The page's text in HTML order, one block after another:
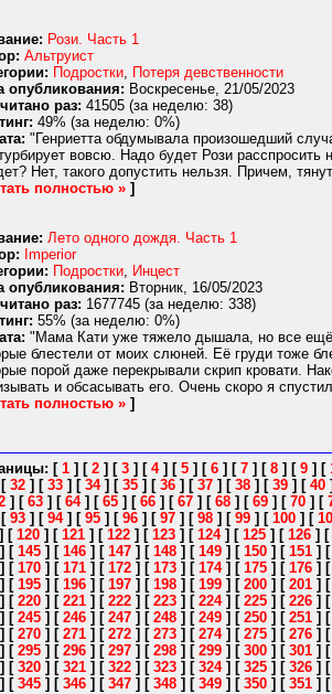
Рози. Часть 1
Альтруист
Подростки, Потеря девственности
опубликования: Воскресенье, 21/05/2023
раз: 41505 (за неделю: 38)
49% (за неделю: 0%)
"Генриетта обдумывала произошедший
вовсю. Надо будет Рози расспросить
Нет, такого допустить нельзя. Причем,
полностью » ]
Лето одного дождя. Часть 1
Imperior
Подростки, Инцест
опубликования: Вторник, 16/05/2023
раз: 1677745 (за неделю: 338)
55% (за неделю: 0%)
"Мама Кати уже тяжело дышала, но все ещё
блестели от моих слюней. Её груди тоже
порой даже перекрывали скрип кровати.
и обсасывать его. Очень скоро я
полностью » ]
[ 1 ] [ 2 ] [ 3 ] [ 4] [ 5 ] [ 6 ] [ 7 ] [ 8 ] [ 9 ] [
[ 32 ] [ 33 ] [ 34] [ 35 ] [ 36 ] [ 37 ] [ 38 ] [ 39 ] [ 40 ]
] [ 63 ] [ 64] [ 65 ] [ 66 ] [ 67 ] [ 68 ] [ 69 ] [ 70 ] [
[ 93 ] [ 94] [ 95 ] [ 96 ] [ 97 ] [ 98 ] [ 99 ] [ 100 ] [
] [ 120 ] [ 121 ] [ 122 ] [ 123 ] [ 124] [ 125 ] [ 126 ] [
[ 145 ] [ 146 ] [ 147 ] [ 148 ] [ 149 ] [ 150 ] [ 151 ] [
] [ 170 ] [ 171 ] [ 172 ] [ 173 ] [ 174] [ 175 ] [ 176 ] [
[ 195 ] [ 196 ] [ 197 ] [ 198 ] [ 199 ] [ 200 ] [ 201 ] [
] [ 220 ] [ 221 ] [ 222 ] [ 223 ] [ 224] [ 225 ] [ 226 ] [
[ 245 ] [ 246 ] [ 247 ] [ 248 ] [ 249 ] [ 250 ] [ 251 ] [
] [ 270 ] [ 271 ] [ 272 ] [ 273 ] [ 274] [ 275 ] [ 276 ] [
[ 295 ] [ 296 ] [ 297 ] [ 298 ] [ 299 ] [ 300 ] [ 301 ] [
] [ 320 ] [ 321 ] [ 322 ] [ 323 ] [ 324] [ 325 ] [ 326 ] [
[ 345 ] [ 346 ] [ 347 ] [ 348 ] [ 349 ] [ 350 ] [ 351 ] [